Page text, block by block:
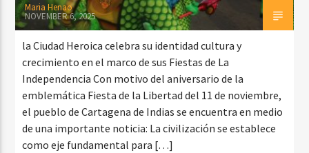
Maria Henao
NOVEMBER 6, 2025
la Ciudad Heroica celebra su identidad cultura y
crecimiento en el marco de sus Fiestas de La
Independencia Con motivo del aniversario de la
emblemática Fiesta de la Libertad del 11 de noviembre,
el pueblo de Cartagena de Indias se encuentra en medio
de una importante noticia: La civilización se establece
como eje fundamental para […]